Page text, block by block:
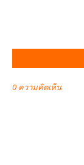
0 ความคิดเห็น